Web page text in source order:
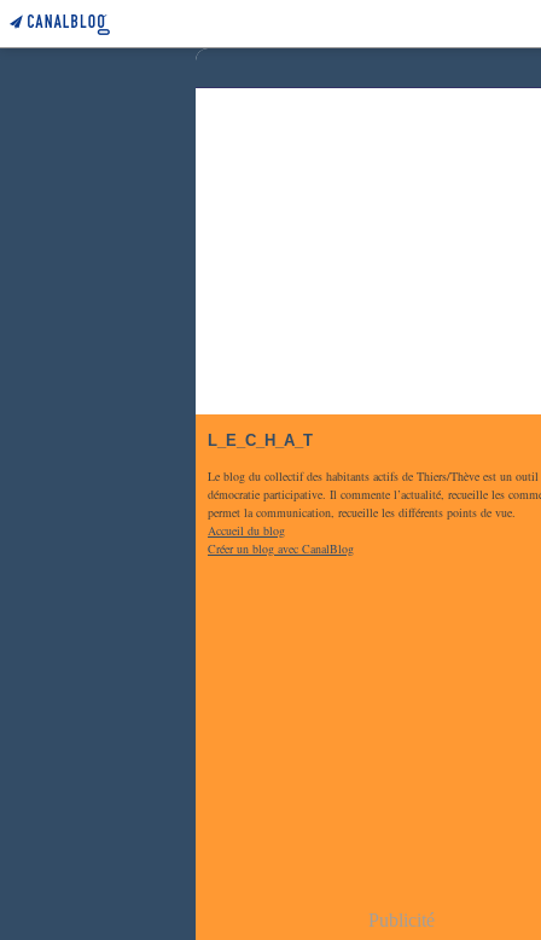
L_E_C_H_A_T
Le blog du collectif des habitants actifs de Thiers/Thève est un outil
démocratie participative. Il commente l’actualité, recueille les
permet la communication, recueille les différents points de vue.
Accueil du blog
Créer un blog avec CanalBlog
Publicité